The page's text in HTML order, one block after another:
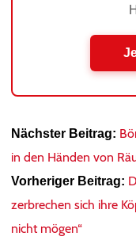
Nächster Beitrag:
in den Händen von
Vorheriger Beitrag:
zerbrechen sich ihre
nicht mögen“